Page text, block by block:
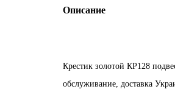
Описание
Крестик золотой КР128
обслуживание, доставка